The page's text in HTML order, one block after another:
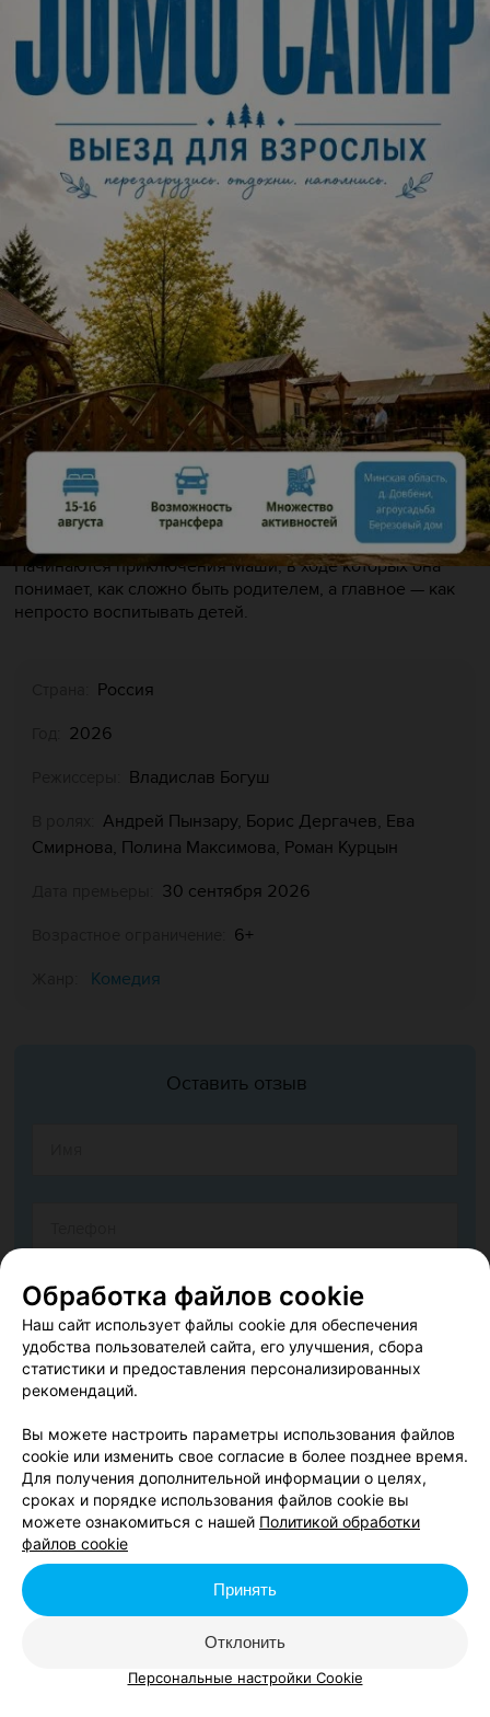
Описание
Повзрослевшая Маша решает устроить своему папе
Мише личную жизнь, из-за чего папа ругается с
дочерью, так как та сует нос не в свой вопрос. Маша,
обидевшись на папу, сбегает в лес и оказывается там в
компании с маленьким медвежонком, родителей-
медведей которого похитили браконьеры.
Начинаются приключения Маши, в ходе которых она
понимает, как сложно быть родителем, а главное — как
непросто воспитывать детей.
Россия
2026
Владислав Богуш
Андрей Пынзару, Борис Дергачев, Ева
Смирнова, Полина Максимова, Роман Курцын
30 сентября 2026
6+
Комедия
Оставить отзыв
Согласен опубликовать отзыв. Подробнее обусловиях
обработки персональных данныхимеханизме реализации
прав
Добавить отзыв
Пользовательского соглашения
Обработка файлов cookie
Наш сайт использует файлы cookie для обеспечения
удобства пользователей сайта, его улучшения, сбора
статистики и предоставления персонализированных
рекомендаций.
Вы можете настроить параметры использования файлов
cookie или изменить свое согласие в более позднее время.
Для получения дополнительной информации о целях,
сроках и порядке использования файлов cookie вы
можете ознакомиться с нашей Политикой обработки
файлов cookie
Отклонить
Принять
Персональные настройки Cookie